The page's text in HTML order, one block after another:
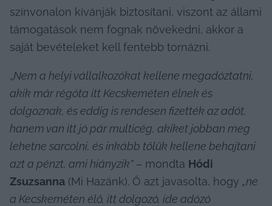
színvonalon kívánják biztosítani, viszont az állami
támogatások nem fognak növekedni, akkor a
saját bevételeket kell fentebb tornázni.
„Nem a helyi vállalkozókat kellene megadóztatni,
akik már régóta itt Kecskeméten élnek és
dolgoznak, és eddig is rendesen fizették az adót,
hanem van itt jó pár multicég, akiket jobban meg
lehetne sarcolni, és inkább tőlük kellene behajtani
azt a pénzt, ami hiányzik” – mondta Hódi
Zsuzsanna (Mi Hazánk). Ő azt javasolta, hogy „ne
a Kecskeméten élő, itt dolgozó, ide adózó